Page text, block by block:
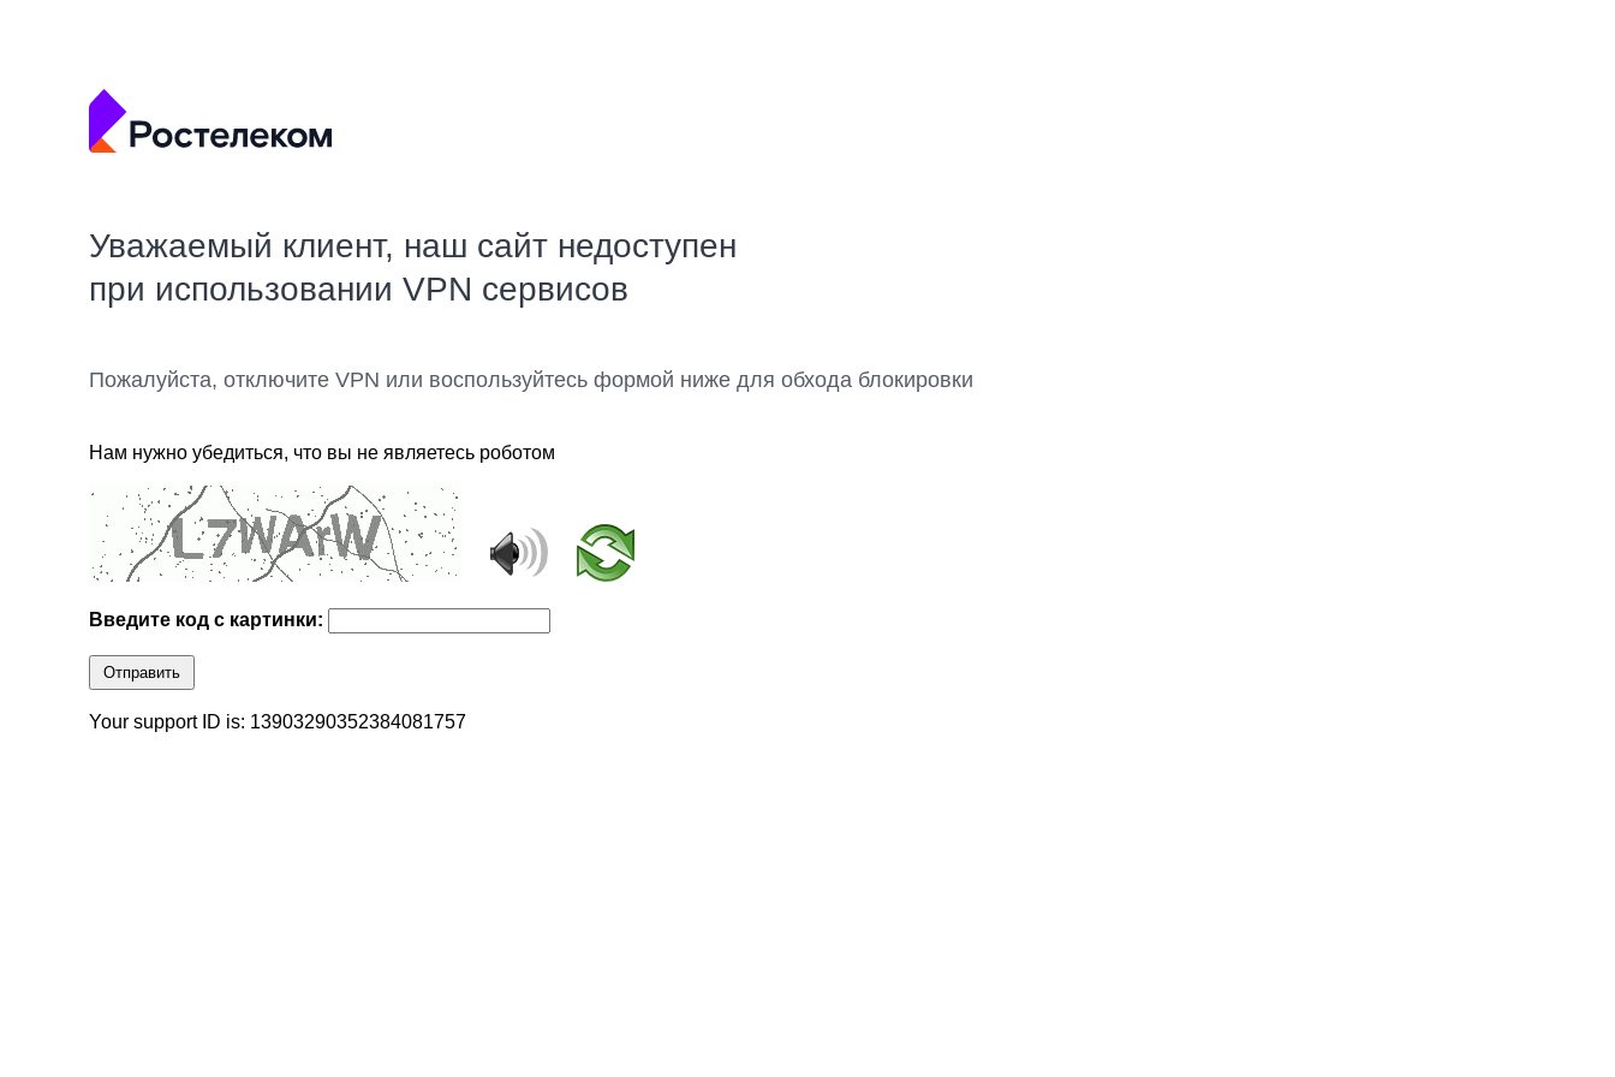
Уважаемый клиент, наш сайт недоступен
при использовании VPN сервисов
Пожалуйста, отключите VPN или воспользуйтесь формой ниже для обхода блокировки
Нам нужно убедиться, что вы не являетесь роботом
Введите код с картинки:
Отправить
Your support ID is: 13903290352384081757